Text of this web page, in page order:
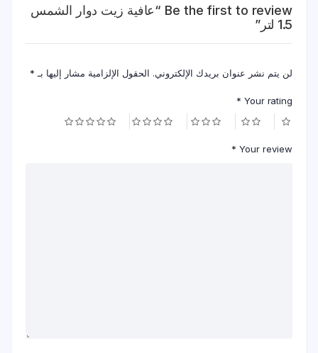
Be the first to review “عافية زيت دوار الشمس
1.5 لتر”
لن يتم نشر عنوان بريدك الإلكتروني. الحقول الإلزامية مشار إليها بـ *
Your rating
*
Your review
*